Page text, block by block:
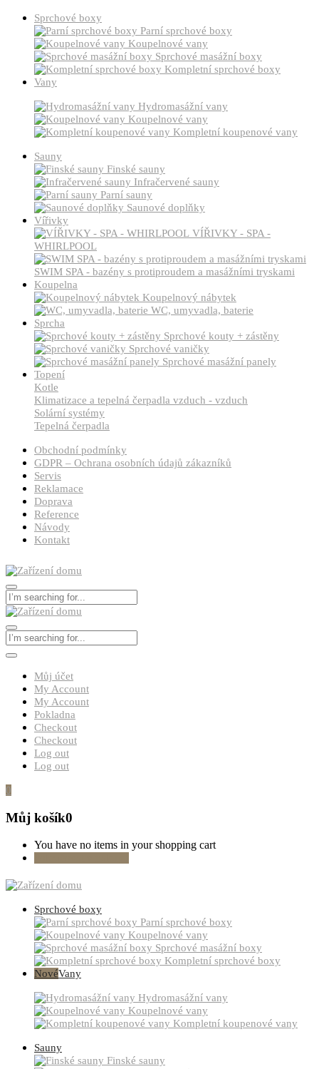
Sprchové boxy
Parní sprchové boxy
Koupelnové vany
Sprchové masážní boxy
Kompletní sprchové boxy
Vany
Hydromasážní vany
Koupelnové vany
Kompletní koupenové vany
Sauny
Finské sauny
Infračervené sauny
Parní sauny
Saunové doplňky
Vířivky
VÍŘIVKY - SPA -
WHIRLPOOL
SWIM SPA - bazény s protiproudem a masážními tryskami
Koupelna
Koupelnový nábytek
WC, umyvadla, baterie
Sprcha
Sprchové kouty + zástěny
Sprchové vaničky
Sprchové masážní panely
Topení
Kotle
Klimatizace a tepelná čerpadla vzduch - vzduch
Solární systémy
Tepelná čerpadla
Obchodní podmínky
GDPR – Ochrana osobních údajů zákazníků
Servis
Reklamace
Doprava
Reference
Návody
Kontakt
Můj účet
My Account
My Account
Pokladna
Checkout
Checkout
Log out
Log out
0
Můj košík0
You have no items in your shopping cart
Sprchové boxy
Parní sprchové boxy
Koupelnové vany
Sprchové masážní boxy
Kompletní sprchové boxy
NovéVany
Hydromasážní vany
Koupelnové vany
Kompletní koupenové vany
Sauny
Finské sauny